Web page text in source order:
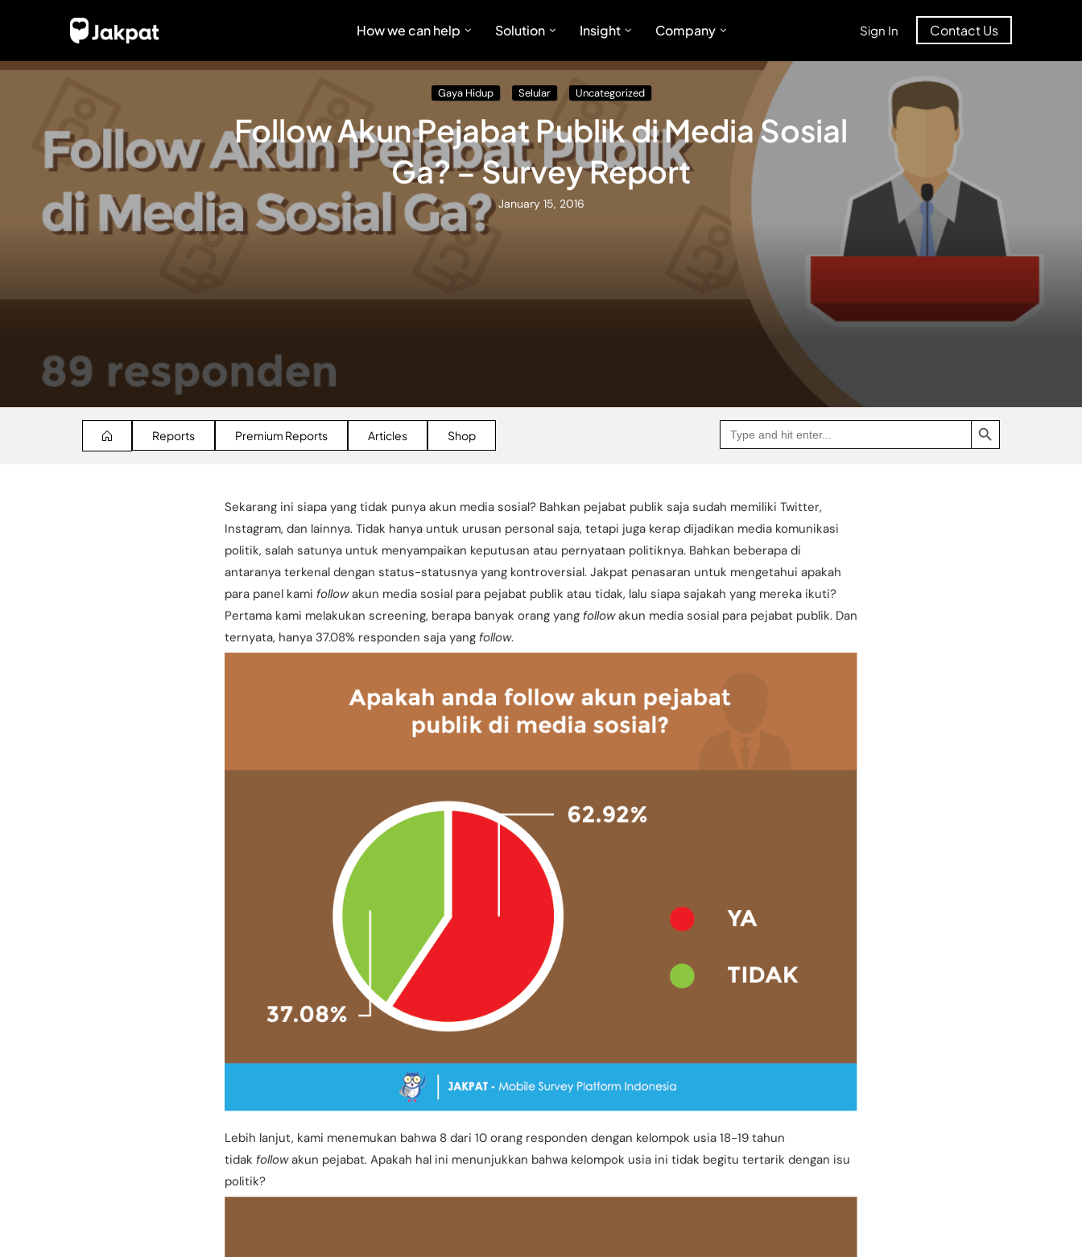
How we can help Solution Insight Company Sign In Contact Us
Gaya Hidup Selular Uncategorized
Follow Akun Pejabat Publik di Media Sosial
Ga? – Survey Report
January 15, 2016
Reports Premium Reports Articles Shop
Search
for:
SEARCH BUTTON
Go
Jakpat
new
Sekarang ini siapa yang tidak punya akun media sosial? Bahkan pejabat publik saja sudah memiliki Twitter,
Instagram, dan lainnya. Tidak hanya untuk urusan personal saja, tetapi juga kerap dijadikan media komunikasi
politik, salah satunya untuk menyampaikan keputusan atau pernyataan politiknya. Bahkan beberapa di
antaranya terkenal dengan status-statusnya yang kontroversial. Jakpat penasaran untuk mengetahui apakah
para panel kami followakun media sosial para pejabat publik atau tidak, lalu siapa sajakah yang mereka ikuti?
Pertama kami melakukan screening, berapa banyak orang yang followakun media sosial para pejabat publik. Dan
ternyata, hanya 37.08% responden saja yang follow.
Lebih lanjut, kami menemukan bahwa 8 dari 10 orang responden dengan kelompok usia 18-19 tahun
tidak followakun pejabat. Apakah hal ini menunjukkan bahwa kelompok usia ini tidak begitu tertarik dengan isu
politik?